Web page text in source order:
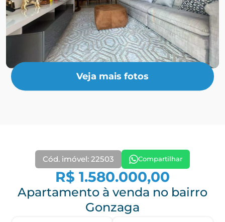
Veja mais fotos
Cód. imóvel: 22503 Compartilhar
R$ 1.580.000,00
Apartamento à venda no bairro
Gonzaga